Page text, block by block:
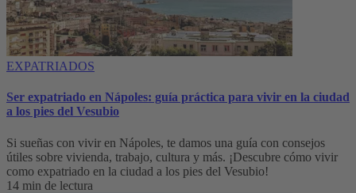
EXPATRIADOS
Ser expatriado en Nápoles: guía práctica para vivir en la ciudad
a los pies del Vesubio
Si sueñas con vivir en Nápoles, te damos una guía con consejos
útiles sobre vivienda, trabajo, cultura y más. ¡Descubre cómo vivir
como expatriado en la ciudad a los pies del Vesubio!
14 min de lectura